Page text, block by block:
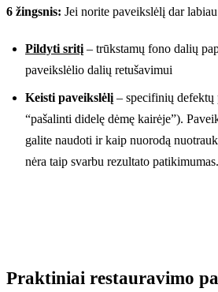
6 žingsnis: Jei norite paveikslėlį dar
Pildyti sritį – trūkstamų fono dalių
paveikslėlio dalių retušavimui
Keisti paveikslėlį – specifinių defektų
“pašalinti didelę dėmę kairėje”).
galite naudoti ir kaip nuorodą
nėra taip svarbu rezultato patikimumas.
Praktiniai restauravimo